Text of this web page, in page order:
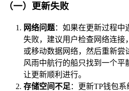
（一）更新失败
网络问题：如果在更新过程中
失败，建议用户检查网络连接
或移动数据网络，然后重新尝
风雨中航行的船只找到一个平
让更新顺利进行。
存储空间不足 ：更新TP钱包系